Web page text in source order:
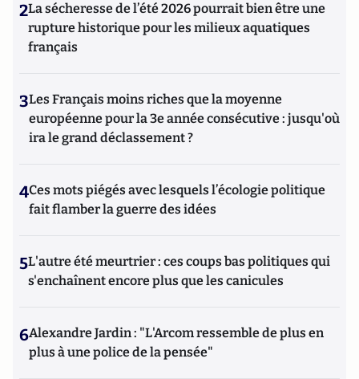
2La sécheresse de l’été 2026 pourrait bien être une
rupture historique pour les milieux aquatiques
français
3Les Français moins riches que la moyenne
européenne pour la 3e année consécutive : jusqu'où
ira le grand déclassement ?
4Ces mots piégés avec lesquels l’écologie politique
fait flamber la guerre des idées
5L'autre été meurtrier : ces coups bas politiques qui
s'enchaînent encore plus que les canicules
6Alexandre Jardin : "L'Arcom ressemble de plus en
plus à une police de la pensée"